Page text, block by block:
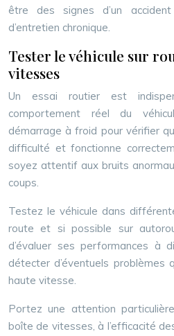
être des signes d’un
d’entretien chronique.
Tester le véhicule sur
vitesses
Un essai routier est
comportement réel du
démarrage à froid pour vérifier
difficulté et fonctionne
soyez attentif aux bruits
coups.
Testez le véhicule dans
route et si possible sur
d’évaluer ses performances à
détecter d’éventuels problèmes
haute vitesse.
Portez une attention
boîte de vitesses, à l’efficacité